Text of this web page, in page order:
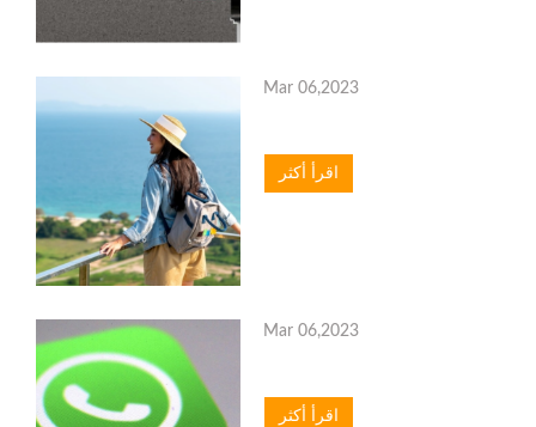
Mar 06,2023
اقرأ أكثر
Mar 06,2023
اقرأ أكثر